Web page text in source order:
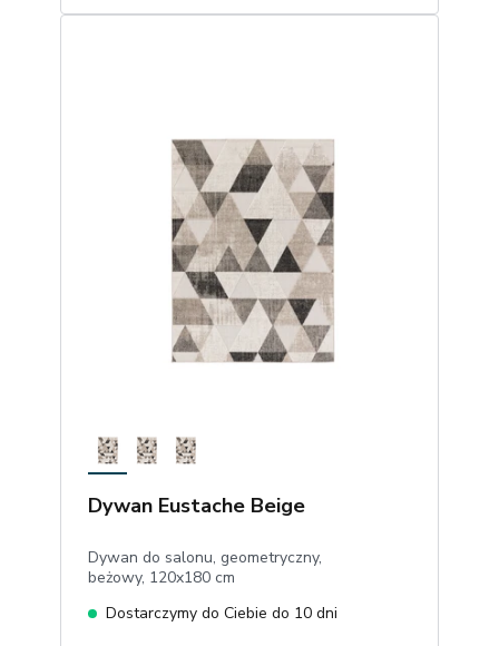
Dywan Eustache Beige
Dywan do salonu, geometryczny,
beżowy, 120x180 cm
Dostarczymy do Ciebie do 10 dni